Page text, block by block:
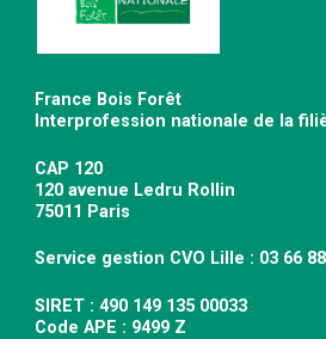
France Bois Forêt
Interprofession nationale de la
CAP 120
120 avenue Ledru Rollin
75011 Paris
Service gestion CVO Lille : 03 66
SIRET : 490 149 135 00033
Code APE : 9499 Z